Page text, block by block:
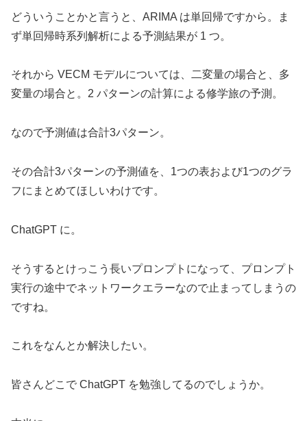
どういうことかと言うと、ARIMA は単回帰ですから。ま
ず単回帰時系列解析による予測結果が 1 つ。
それから VECM モデルについては、二変量の場合と、多
変量の場合と。2 パターンの計算による修学旅の予測。
なので予測値は合計3パターン。
その合計3パターンの予測値を、1つの表および1つのグラ
フにまとめてほしいわけです。
ChatGPT に。
そうするとけっこう長いプロンプトになって、プロンプト
実行の途中でネットワークエラーなので止まってしまうの
ですね。
これをなんとか解決したい。
皆さんどこで ChatGPT を勉強してるのでしょうか。